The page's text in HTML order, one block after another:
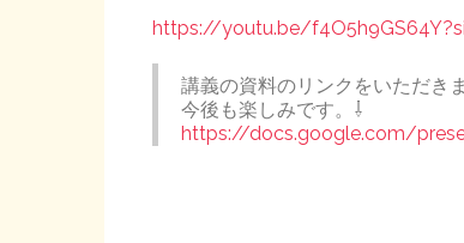
https://youtu.be/
講義の資料のリンクをいただき
今後も楽しみです。⇩
https://docs.google.com/